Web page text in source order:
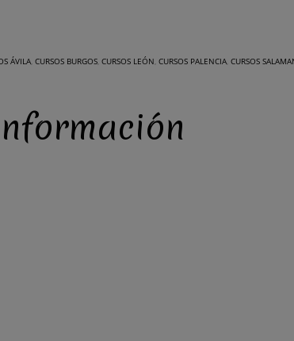
ÁVILA, CURSOS BURGOS, CURSOS LEÓN, CURSOS PALENCIA, CURSOS